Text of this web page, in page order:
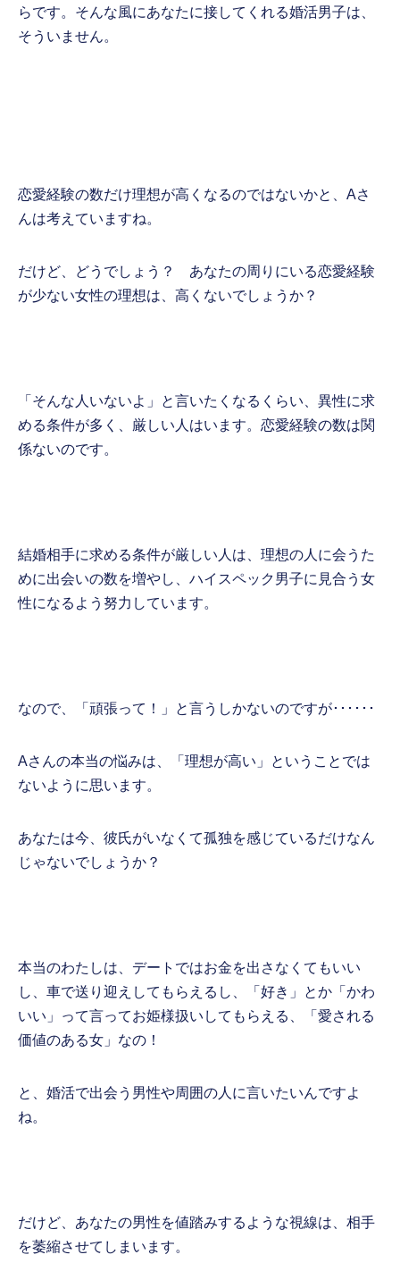
らです。そんな風にあなたに接してくれる婚活男子は、
そういません。
恋愛経験の数だけ理想が高くなるのではないかと、Aさ
んは考えていますね。
だけど、どうでしょう？ あなたの周りにいる恋愛経験
が少ない女性の理想は、高くないでしょうか？
「そんな人いないよ」と言いたくなるくらい、異性に求
める条件が多く、厳しい人はいます。恋愛経験の数は関
係ないのです。
結婚相手に求める条件が厳しい人は、理想の人に会うた
めに出会いの数を増やし、ハイスペック男子に見合う女
性になるよう努力しています。
なので、「頑張って！」と言うしかないのですが･･････
Aさんの本当の悩みは、「理想が高い」ということでは
ないように思います。
あなたは今、彼氏がいなくて孤独を感じているだけなん
じゃないでしょうか？
本当のわたしは、デートではお金を出さなくてもいい
し、車で送り迎えしてもらえるし、「好き」とか「かわ
いい」って言ってお姫様扱いしてもらえる、「愛される
価値のある女」なの！
と、婚活で出会う男性や周囲の人に言いたいんですよ
ね。
だけど、あなたの男性を値踏みするような視線は、相手
を萎縮させてしまいます。